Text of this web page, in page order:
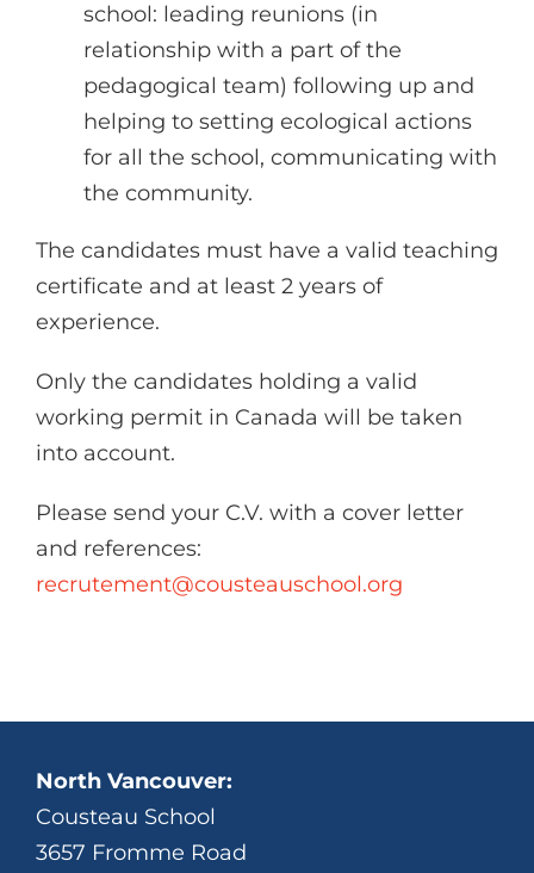
school: leading reunions (in
relationship with a part of the
pedagogical team) following up and
helping to setting ecological actions
for all the school, communicating with
the community.
The candidates must have a valid teaching
certificate and at least 2 years of
experience.
Only the candidates holding a valid
working permit in Canada will be taken
into account.
Please send your C.V. with a cover letter
and references:
recrutement@cousteauschool.org
North Vancouver:
Cousteau School
3657 Fromme Road